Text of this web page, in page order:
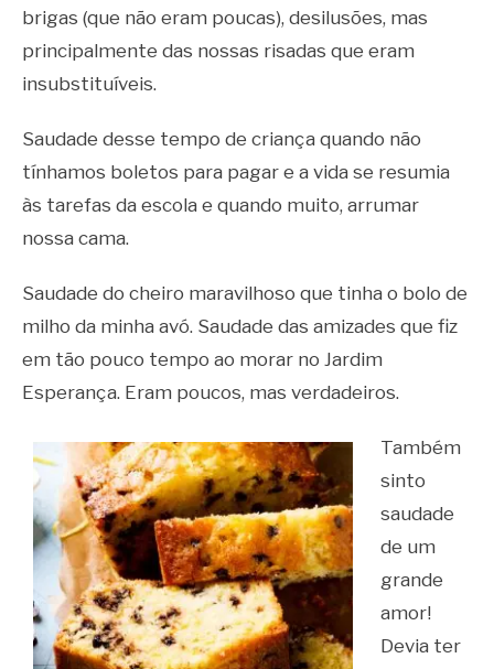
brigas (que não eram poucas), desilusões, mas
principalmente das nossas risadas que eram
insubstituíveis.
Saudade desse tempo de criança quando não
tínhamos boletos para pagar e a vida se resumia
às tarefas da escola e quando muito, arrumar
nossa cama.
Saudade do cheiro maravilhoso que tinha o bolo de
milho da minha avó. Saudade das amizades que fiz
em tão pouco tempo ao morar no Jardim
Esperança. Eram poucos, mas verdadeiros.
Também
sinto
saudade
de um
grande
amor!
Devia ter